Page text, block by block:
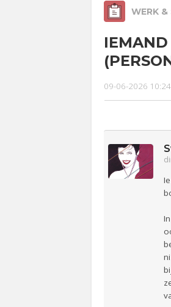
WERK &
09-06-2026 10:24